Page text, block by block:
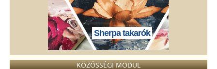
Sherpa takarók
KÖZÖSSÉGI MODUL